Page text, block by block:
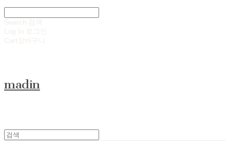
madin